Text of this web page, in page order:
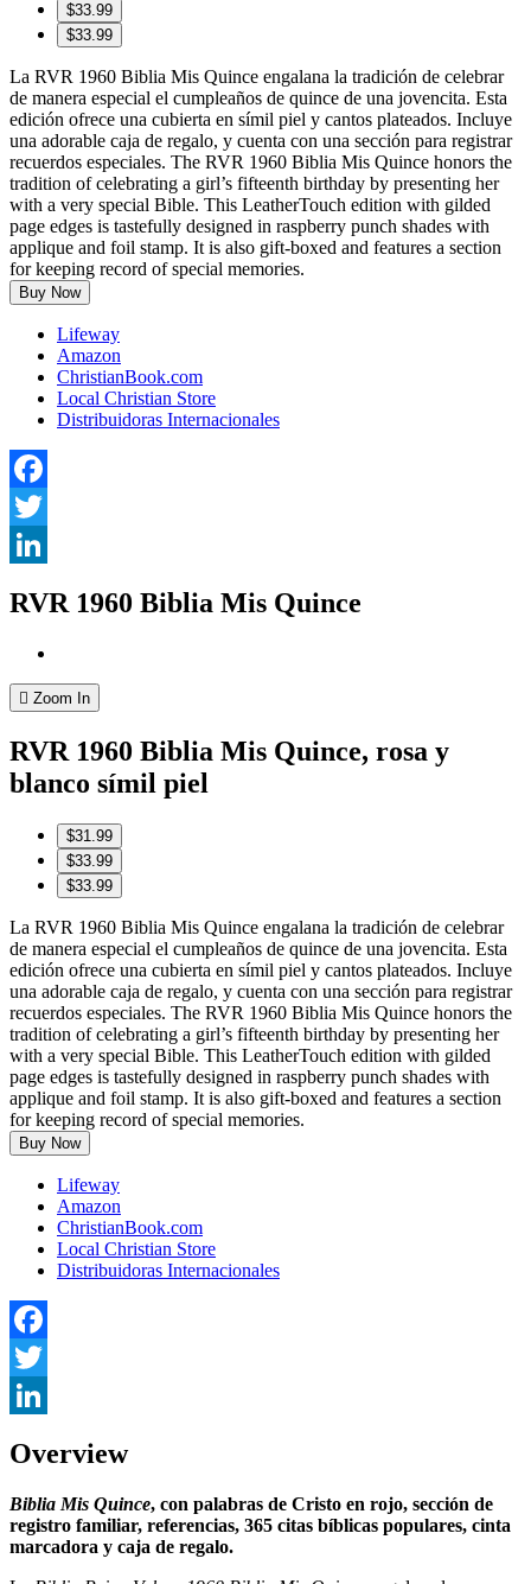
$33.99
$33.99
La RVR 1960 Biblia Mis Quince engalana la tradición de celebrar
de manera especial el cumpleaños de quince de una jovencita. Esta
edición ofrece una cubierta en símil piel y cantos plateados. Incluye
una adorable caja de regalo, y cuenta con una sección para registrar
recuerdos especiales. The RVR 1960 Biblia Mis Quince honors the
tradition of celebrating a girl’s fifteenth birthday by presenting her
with a very special Bible. This LeatherTouch edition with gilded
page edges is tastefully designed in raspberry punch shades with
applique and foil stamp. It is also gift-boxed and features a section
for keeping record of special memories.
Buy Now
Lifeway
Amazon
ChristianBook.com
Local Christian Store
Distribuidoras Internacionales
Facebook
Twitter
RVR 1960 Biblia Mis Quince
Zoom In
RVR 1960 Biblia Mis Quince, rosa y
blanco símil piel
$31.99
$33.99
$33.99
La RVR 1960 Biblia Mis Quince engalana la tradición de celebrar
de manera especial el cumpleaños de quince de una jovencita. Esta
edición ofrece una cubierta en símil piel y cantos plateados. Incluye
una adorable caja de regalo, y cuenta con una sección para registrar
recuerdos especiales. The RVR 1960 Biblia Mis Quince honors the
tradition of celebrating a girl’s fifteenth birthday by presenting her
with a very special Bible. This LeatherTouch edition with gilded
page edges is tastefully designed in raspberry punch shades with
applique and foil stamp. It is also gift-boxed and features a section
for keeping record of special memories.
Buy Now
Lifeway
Amazon
ChristianBook.com
Local Christian Store
Distribuidoras Internacionales
Facebook
Twitter
Overview
Biblia Mis Quince, con palabras de Cristo en rojo, sección de
registro familiar, referencias, 365 citas bíblicas populares, cinta
marcadora y caja de regalo.